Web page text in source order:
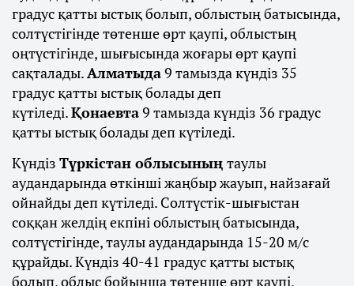
градус қатты ыстық болып, облыстың батысында,
солтүстігінде төтенше өрт қаупі, облыстың
оңтүстігінде, шығысында жоғары өрт қаупі
сақталады.Алматыда9 тамызда күндіз 35
градус қатты ыстық болады деп
күтіледі.Қонаевта9 тамызда күндіз 36 градус
қатты ыстық болады деп күтіледі.
Күндіз Түркістан облысының таулы
аудандарында өткінші жаңбыр жауып, найзағай
ойнайды деп күтіледі. Солтүстік-шығыстан
соққан желдің екпіні облыстың батысында,
солтүстігінде, таулы аудандарында 15-20 м/с
құрайды. Күндіз 40-41 градус қатты ыстық
болып, облыс бойынша төтенше өрт қаупі,